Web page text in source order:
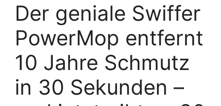
Der geniale Swiffer
PowerMop entfernt
10 Jahre Schmutz
in 30 Sekunden –